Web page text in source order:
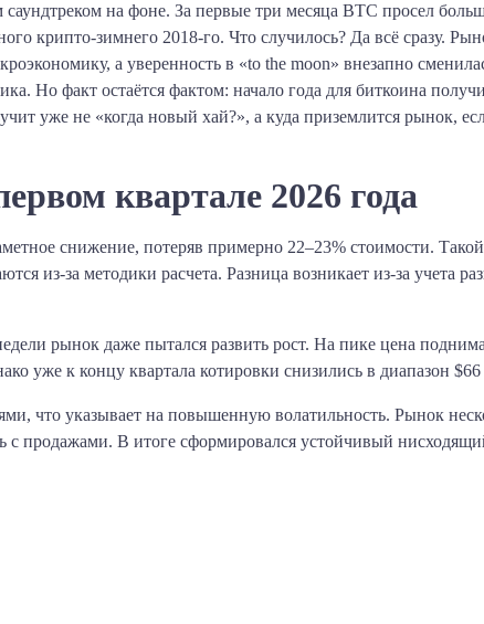
на фоне. За первые три месяца BTC просел
крипто-зимнего 2018-го. Что случилось? Да всё сразу.
а уверенность в «to the moon» внезапно
Но факт остаётся фактом: начало года для биткоина
уже не «когда новый хай?», а куда приземлится рынок,
квартале 2026 года
снижение, потеряв примерно 22–23% стоимости.
из-за методики расчета. Разница возникает из-за учета
рынок даже пытался развить рост. На пике цена
уже к концу квартала котировки снизились в диапазон
что указывает на повышенную волатильность. Рынок
с продажами. В итоге сформировался устойчивый